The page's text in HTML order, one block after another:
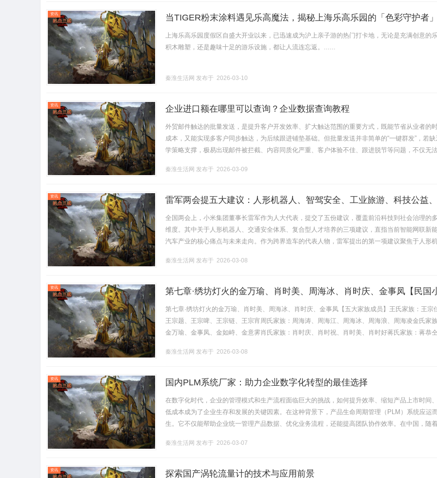
资讯 当TIGER粉末涂料遇见乐高魔法，揭秘上海乐高乐园的「色彩守护者」
上海乐高乐园度假区自盛大开业以来，已迅速成为沪上亲子游的热门打卡地，无论是充满创意的
积木雕塑，还是趣味十足的游乐设施，都让人流连忘返。......
秦淮生活网 发布于 2026-03-10
资讯 企业进口额在哪里可以查询？企业数据查询教程
外贸邮件触达的批量发送，是提升客户开发效率、扩大触达范围的重要方式，既能节省从业者的
成本，又能实现多客户同步触达，为后续跟进铺垫基础。但批量发送并非简单的“一键群发”，若缺
学策略支撑，极易出现邮件被拦截、内容同质化严重、客户体验不佳、跟进脱节等问题，不仅无
秦淮生活网 发布于 2026-03-09
资讯
雷军两会提五大建议：人形机器人、智驾安全、工业旅游、科技公益
车复合型人才
全国两会上，小米集团董事长雷军作为人大代表，提交了五份建议，覆盖前沿科技到社会治理的
维度。其中关于人形机器人、交通安全体系、复合型人才培养的三项建议，直指当前智能网联新
汽车产业的核心痛点与未来走向。作为跨界造车的代表人物，雷军提出的第一项建议聚焦于人形
品。尽管中.........
秦淮生活网 发布于 2026-03-08
资讯
第七章·绣坊灯火的金万瑜、肖时美、周海冰、肖时庆、金事凤【民国
说:五族灯Ⅰ】
第七章·绣坊灯火的金万瑜、肖时美、周海冰、肖时庆、金事凤【五大家族成员】王氏家族：王宗
王宗题、王宗啤、王宗链、王宗宵周氏家族：周海涛、周海江、周海冰、周海浪、周海凌金氏家族
金万瑜、金事凤、金如峙、金意霁肖氏家族：肖时庆、肖时祝、肖时美、肖时好蒋氏家族：蒋恭仝
架是肖.........
秦淮生活网 发布于 2026-03-08
资讯 国内PLM系统厂家：助力企业数字化转型的最佳选择
在数字化时代，企业的管理模式和生产流程面临巨大的挑战，如何提升效率、缩短产品上市时间
低成本成为了企业生存和发展的关键因素。在这种背景下，产品生命周期管理（PLM）系统应运
生。它不仅能帮助企业统一管理产品数据、优化业务流程，还能提高团队协作效率。在中国，随
系统.........
秦淮生活网 发布于 2026-03-07
资讯 探索国产涡轮流量计的技术与应用前景